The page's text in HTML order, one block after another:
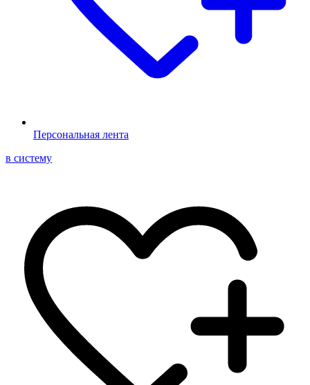
Персональная лента
в систему